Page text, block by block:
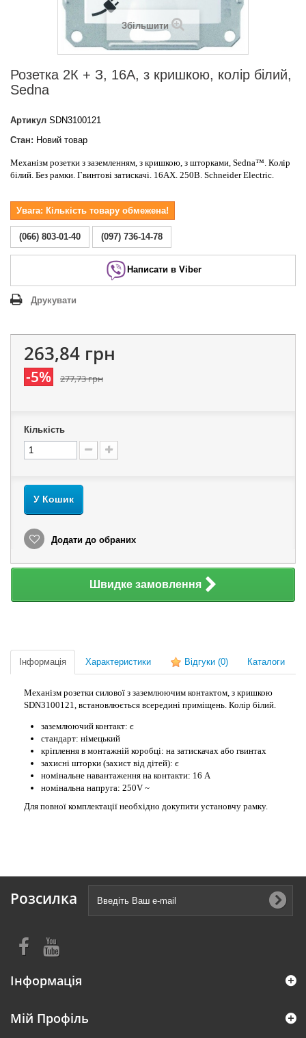
Збільшити
Розетка 2К + З, 16А, з кришкою, колір білий,
Sedna
Артикул SDN3100121
Стан: Новий товар
Механізм розетки з заземленням, з кришкою, з шторками, Sedna™. Колір
білий. Без рамки. Гвинтові затискачі. 16АХ. 250В. Schneider Electric.
Увага: Кількість товару обмежена!
(066) 803-01-40 (097) 736-14-78
Написати в Viber
Друкувати
263,84 грн
-5% 277,73 грн
Кількість
У Кошик
Додати до обраних
Швидке замовлення
Інформація Характеристики Відгуки (0) Каталоги
Механізм розетки силової з заземлюючим контактом, з кришкою
SDN3100121, встановлюється всередині приміщень. Колір білий.
заземлюючий контакт: є
стандарт: німецький
кріплення в монтажній коробці: на затискачах або гвинтах
захисні шторки (захист від дітей): є
номінальне навантаження на контакти: 16 А
номінальна напруга: 250V ~
Для повної комплектації необхідно докупити установчу рамку.
Розсилка
Інформація
Мій Профіль